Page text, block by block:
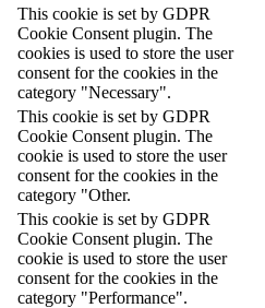
This cookie is set by GDPR
Cookie Consent plugin. The
cookies is used to store the user
consent for the cookies in the
category "Necessary".
This cookie is set by GDPR
Cookie Consent plugin. The
cookie is used to store the user
consent for the cookies in the
category "Other.
This cookie is set by GDPR
Cookie Consent plugin. The
cookie is used to store the user
consent for the cookies in the
category "Performance".